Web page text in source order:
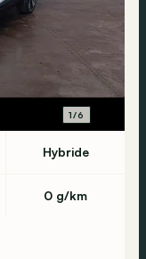
1/6
Hybride
0 g/km